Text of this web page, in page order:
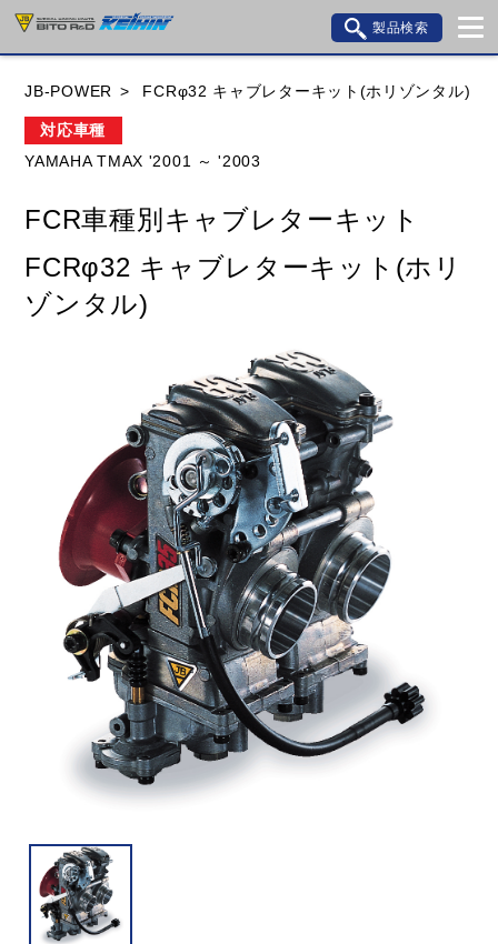
製品検索
HUSQVANA
閉じる
JB-POWER FCRφ32 キャブレターキット(ホリゾンタル)
対応車種
YAMAHA TMAX '2001 ～ '2003
FCR車種別キャブレターキット
FCRφ32 キャブレターキット(ホリ
ゾンタル)